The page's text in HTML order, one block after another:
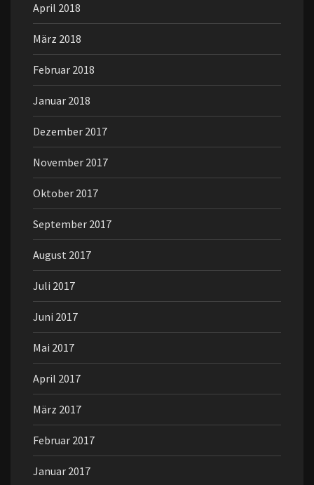
April 2018
März 2018
Februar 2018
Januar 2018
Dezember 2017
November 2017
Oktober 2017
September 2017
August 2017
Juli 2017
Juni 2017
Mai 2017
April 2017
März 2017
Februar 2017
Januar 2017